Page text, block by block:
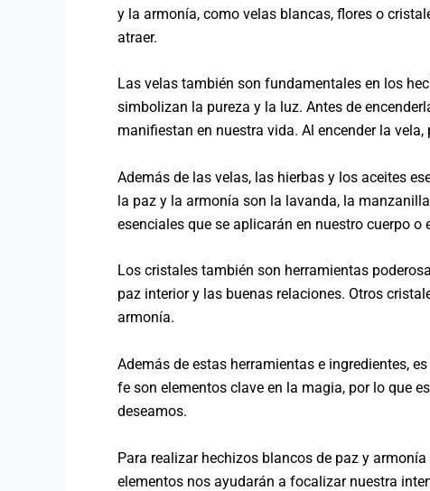
y la armonía, como velas blancas, flores o
atraer.
Las velas también son fundamentales en los
simbolizan la pureza y la luz. Antes de
manifiestan en nuestra vida. Al encender la
Además de las velas, las hierbas y los aceites
la paz y la armonía son la lavanda, la
esenciales que se aplicarán en nuestro cuerpo o
Los cristales también son herramientas
paz interior y las buenas relaciones. Otros
armonía.
Además de estas herramientas e ingredientes,
fe son elementos clave en la magia, por lo que
deseamos.
Para realizar hechizos blancos de paz y
elementos nos ayudarán a focalizar nuestra